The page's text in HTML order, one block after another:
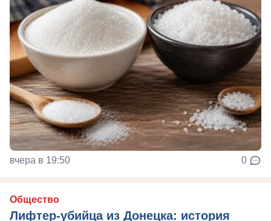
вчера в 19:50 0
Общество
Лифтер-убийца из Донецка: история